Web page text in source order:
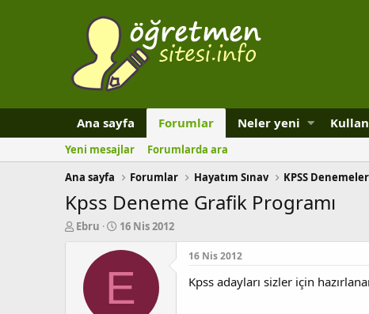
Ana sayfa Forumlar Neler yeni
Yeni mesajlar
Forumlarda ara
Ana sayfa
Forumlar Hayatım Sınav KPSS Denemeler
Kpss Deneme Grafik Programı
K
Ebru
B
ş
a
n
16 Nis 2012
E
16 Nis 2012
Kpss adayları sizler için